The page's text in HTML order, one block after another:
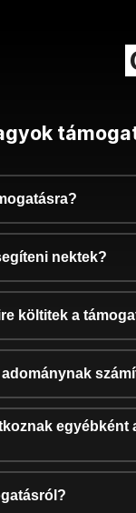
nektek?
költitek a
egyébként